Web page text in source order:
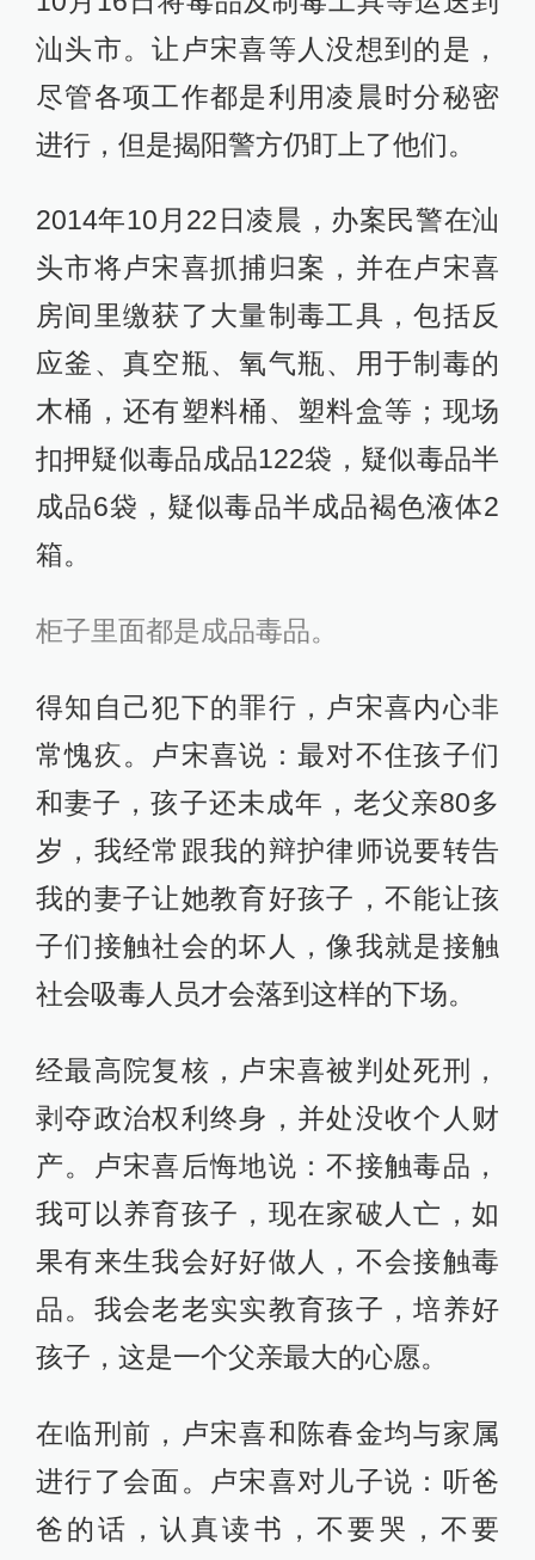
汕头市。让卢宋喜等人没想到的是，
尽管各项工作都是利用凌晨时分秘密
进行，但是揭阳警方仍盯上了他们。
2014年10月22日凌晨，办案民警在汕
头市将卢宋喜抓捕归案，并在卢宋喜
房间里缴获了大量制毒工具，包括反
应釜、真空瓶、氧气瓶、用于制毒的
木桶，还有塑料桶、塑料盒等；现场
扣押疑似毒品成品122袋，疑似毒品半
成品6袋，疑似毒品半成品褐色液体2
箱。
柜子里面都是成品毒品。
得知自己犯下的罪行，卢宋喜内心非
常愧疚。卢宋喜说：最对不住孩子们
和妻子，孩子还未成年，老父亲80多
岁，我经常跟我的辩护律师说要转告
我的妻子让她教育好孩子，不能让孩
子们接触社会的坏人，像我就是接触
社会吸毒人员才会落到这样的下场。
经最高院复核，卢宋喜被判处死刑，
剥夺政治权利终身，并处没收个人财
产。卢宋喜后悔地说：不接触毒品，
我可以养育孩子，现在家破人亡，如
果有来生我会好好做人，不会接触毒
品。我会老老实实教育孩子，培养好
孩子，这是一个父亲最大的心愿。
在临刑前，卢宋喜和陈春金均与家属
进行了会面。卢宋喜对儿子说：听爸
爸的话，认真读书，不要哭，不要